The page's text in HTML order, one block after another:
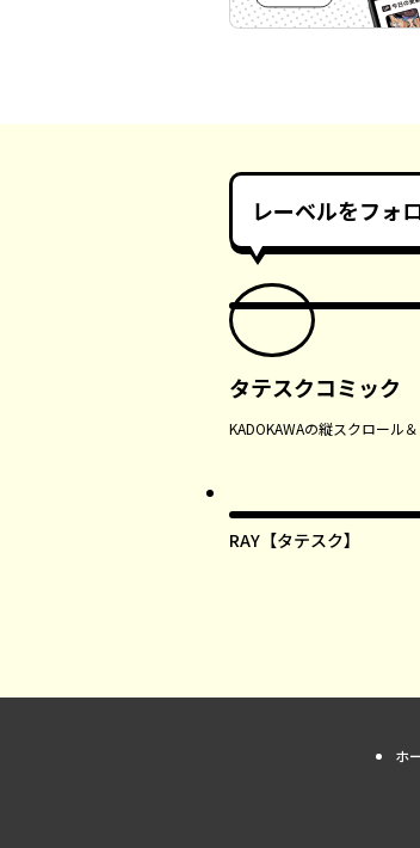
レーベルをフォ
タテスクコミック
KADOKAWAの縦スクロール
RAY【タテスク】
ホ